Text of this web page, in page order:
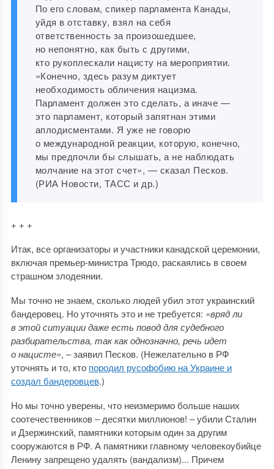
По его словам, спикер парламента Канады,
уйдя в отставку, взял на себя
ответственность за произошедшее,
но непонятно, как быть с другими,
кто рукоплескали нацисту на мероприятии.
«Конечно, здесь разум диктует
необходимость обличения нацизма.
Парламент должен это сделать, а иначе —
это парламент, который запятнан этими
аплодисментами. Я уже не говорю
о международной реакции, которую, конечно,
мы предпочли бы слышать, а не наблюдать
молчание на этот счет», — сказал Песков.
(РИА Новости, ТАСС и др.)
+ + +
Итак, все организаторы и участники канадской церемонии,
включая премьер-министра Трюдо, раскаялись в своем
страшном злодеянии.
Мы точно не знаем, сколько людей убил этот украинский
бандеровец. Но уточнять это и не требуется: «вряд ли
в этой ситуации даже есть повод для судебного
разбирательства, так как однозначно, речь идет
о нацисте», ‒ заявил Песков. (Нежелательно в РФ
уточнять и то, кто породил русофобию на Украине и
создал бандеровцев.)
Но мы точно уверены, что неизмеримо больше наших
соотечественников ‒ десятки миллионов! ‒ убили Сталин
и Дзержинский, памятники которым один за другим
сооружаются в РФ. А памятники главному человекоубийце
Ленину запрещено удалять (вандализм)... Причем